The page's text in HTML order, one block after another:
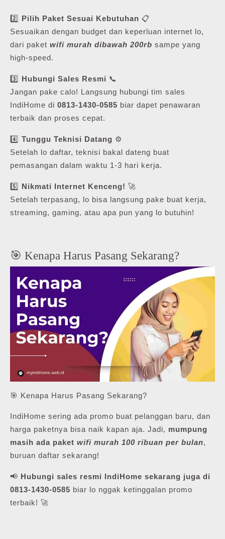
2️⃣ Pilih Paket Sesuai Kebutuhan 📋
Sesuaikan dengan budget dan keperluan internet lo,
dari paket wifi murah dibawah 200rb sampe yang
high-speed.
3️⃣ Hubungi Sales Resmi 📞
Jangan pake calo! Langsung hubungi tim sales
IndiHome di 0813-1430-0585 biar dapet penawaran
terbaik dan proses cepat.
4️⃣ Tunggu Teknisi Datang ⚙️
Setelah lo daftar, teknisi bakal dateng buat
pemasangan dalam waktu 1-3 hari kerja.
5️⃣ Nikmati Internet Kenceng! 🚀
Setelah terpasang, lo bisa langsung pake buat kerja,
streaming, gaming, atau apa pun yang lo butuhin!
🎯 Kenapa Harus Pasang Sekarang?
🎯 Kenapa Harus Pasang Sekarang?
IndiHome sering ada promo buat pelanggan baru, dan
harga paketnya bisa naik kapan aja. Jadi, mumpung
masih ada paket wifi murah 100 ribuan per bulan,
buruan daftar sekarang!
📢 Hubungi sales resmi IndiHome sekarang juga di
0813-1430-0585 biar lo nggak ketinggalan promo
terbaik! 🚀